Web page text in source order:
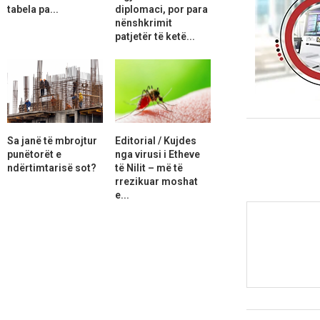
tabela pa...
diplomaci, por para
nënshkrimit
patjetër të ketë...
Sa janë të mbrojtur
punëtorët e
ndërtimtarisë sot?
Editorial / Kujdes
nga virusi i Etheve
të Nilit – më të
rrezikuar moshat
e...